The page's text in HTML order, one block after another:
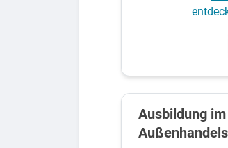
Medien und
Naturwissenschaft
Ausbildung